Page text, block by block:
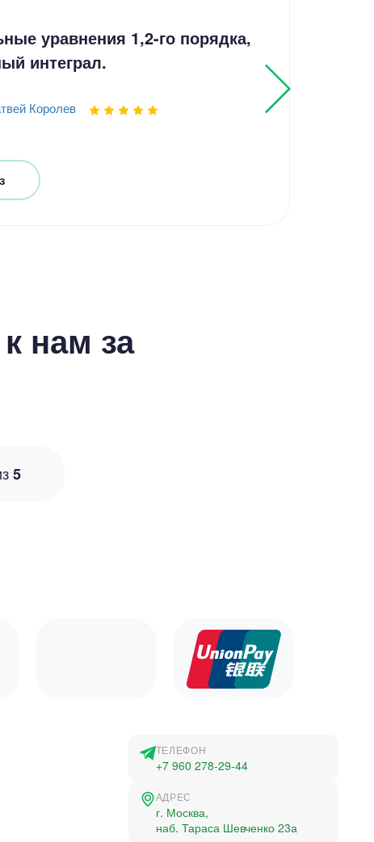
уравнения 1,2-го порядка,
интеграл.
Королев
нам за
5
ТЕЛЕФОН
+7 960 278-29-44
АДРЕС
г. Москва,
наб. Тараса Шевченко 23а